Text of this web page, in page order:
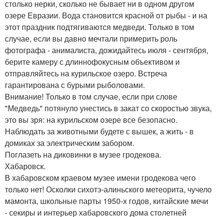
столько нерки, сколько не бывает ни в одном другом
озере Евразии. Вода становится красной от рыбы - и на
этот праздник подтягиваются медведи. Только в том
случае, если вы давно мечтали примерить роль
фотографа - анималиста, дожидайтесь июля - сентября,
берите камеру с длиннофокусным объективом и
отправляйтесь на курильское озеро. Встреча
гарантирована с бурыми рыболовами.
Внимание! Только в том случае, если при слове
"Медведь" потянуло унестись в закат со скоростью звука,
это вы зря: на курильском озере все безопасно.
Наблюдать за животными будете с вышек, а жить - в
домиках за электрическим забором.
Поглазеть на диковинки в музее гродекова.
Хабаровск.
В хабаровском краевом музее имени гродекова чего
только нет! Осколки сихотэ-алиньского метеорита, чучело
мамонта, школьные парты 1950-х годов, китайские мечи
- секиры и интерьер хабаровского дома столетней